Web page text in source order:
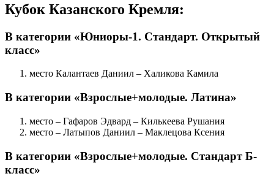
Кубок Казанского Кремля:
В категории «Юниоры-1. Стандарт. Открытый
класс»
место Калантаев Даниил – Халикова Камила
В категории «Взрослые+молодые. Латина»
место – Гафаров Эдвард – Килькеева Рушания
место – Латыпов Даниил – Маклецова Ксения
В категории «Взрослые+молодые. Стандарт Б-
класс»